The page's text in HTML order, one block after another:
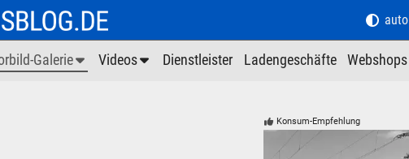
Galerie Videos Dienstleister Ladengeschäfte Webshops
auto
Konsum-Empfehlung